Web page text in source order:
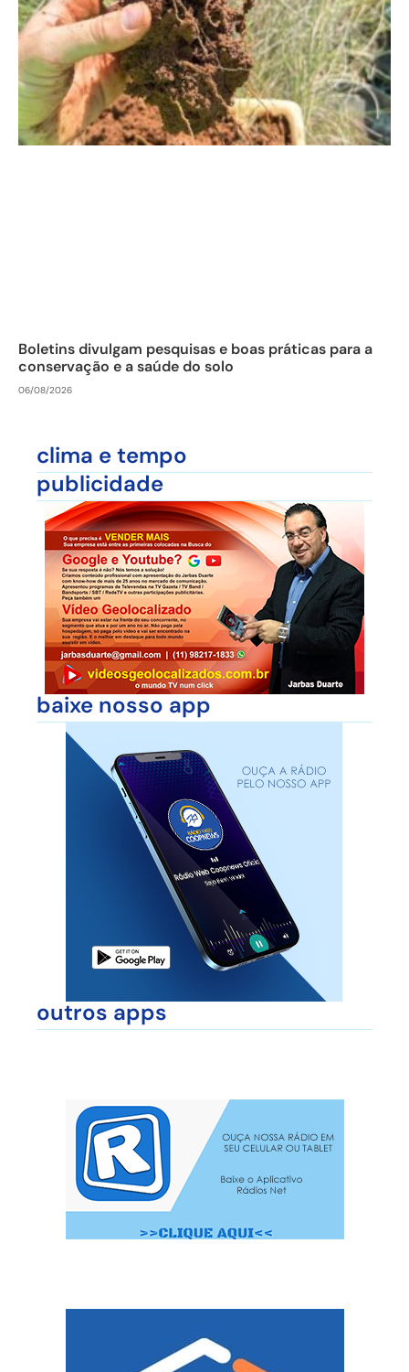
Boletins divulgam pesquisas e boas práticas para a
conservação e a saúde do solo
06/08/2026
clima e tempo
publicidade
baixe nosso app
outros apps